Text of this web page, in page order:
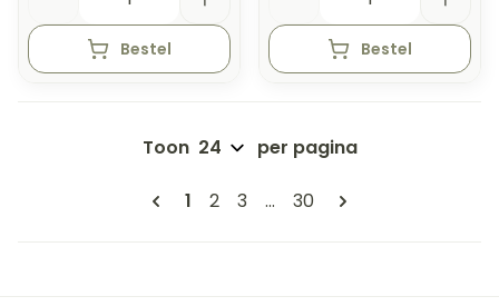
Bestel Bestel
Pagina's
U lees momenteel pagina
1 Pagina
2 Pagina
3 ... Pagina
30
Toon per pagina